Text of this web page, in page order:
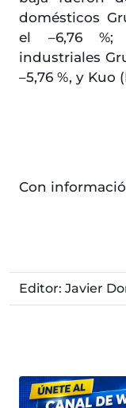
domésticos
el –6,76 %;
industriales
–5,76 %, y Kuo
Con
Editor: Javier